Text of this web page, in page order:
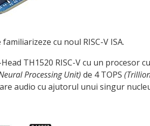
cu noul RISC-V ISA.
TH1520 RISC-V cu un procesor cu
Processing Unit) de 4 TOPS
audio cu ajutorul unui singur